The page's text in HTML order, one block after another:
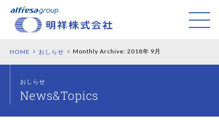
HOME おしらせ Monthly Archive: 2018年 9月
おしらせ